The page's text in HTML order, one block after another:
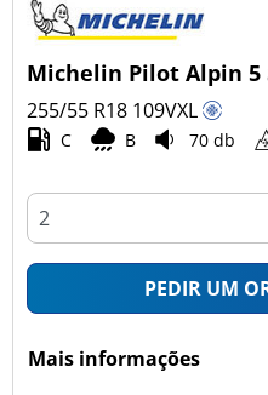
Michelin Pilot Alpin 5
255/55 R18 109VXL
C B 70 db
PEDIR UM
Mais informações